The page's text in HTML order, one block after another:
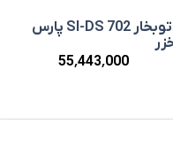
اتوبخار SI-DS 702 پارس
55٬443٬000